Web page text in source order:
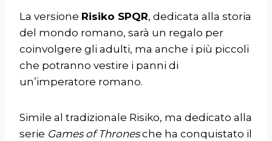
La versione Risiko SPQR, dedicata alla storia
del mondo romano, sarà un regalo per
coinvolgere gli adulti, ma anche i più piccoli
che potranno vestire i panni di
un’imperatore romano.
Simile al tradizionale Risiko, ma dedicato alla
serie Games of Thronesche ha conquistato il